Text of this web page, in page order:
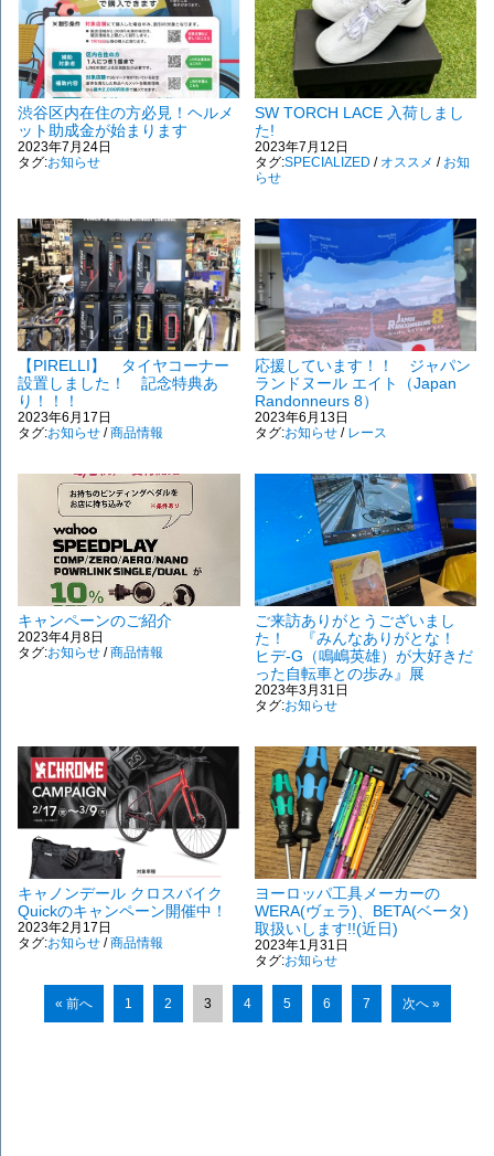
渋谷区内在住の方必見！ヘルメ
ット助成金が始まります
2023年7月24日
タグ:お知らせ
SW TORCH LACE 入荷しまし
た!
2023年7月12日
タグ:SPECIALIZED / オススメ / お知
らせ
【PIRELLI】 タイヤコーナー
設置しました！ 記念特典あ
り！！！
2023年6月17日
タグ:お知らせ/商品情報
応援しています！！ ジャパン
ランドヌール エイト（Japan
Randonneurs 8）
2023年6月13日
タグ:お知らせ/ レース
キャンペーンのご紹介
2023年4月8日
タグ:お知らせ/商品情報
ご来訪ありがとうございまし
た！ 『みんなありがとな！
ヒデ-G（鳴嶋英雄）が大好きだ
った自転車との歩み』展
2023年3月31日
タグ:お知らせ
キャノンデール クロスバイク
Quickのキャンペーン開催中！
2023年2月17日
タグ:お知らせ/商品情報
ヨーロッパ工具メーカーの
WERA(ヴェラ)、BETA(ベータ)
取扱いします!!(近日)
2023年1月31日
タグ:お知らせ
« 前へ 1 2 3 4 5 6 7 次へ »